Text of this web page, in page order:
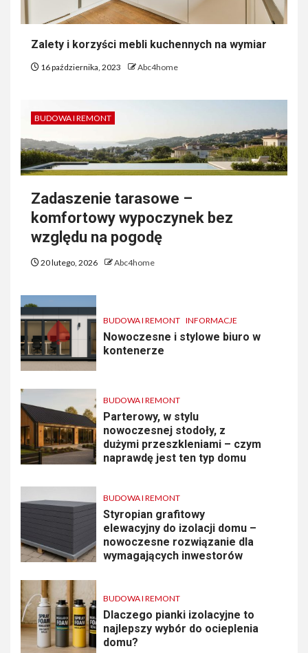
Zalety i korzyści mebli kuchennych na wymiar
16 października, 2023 Abc4home
BUDOWA I REMONT
Zadaszenie tarasowe –
komfortowy wypoczynek bez
względu na pogodę
20 lutego, 2026 Abc4home
BUDOWA I REMONT INFORMACJE
Nowoczesne i stylowe biuro w
kontenerze
BUDOWA I REMONT
Parterowy, w stylu
nowoczesnej stodoły, z
dużymi przeszkleniami – czym
naprawdę jest ten typ domu
BUDOWA I REMONT
Styropian grafitowy
elewacyjny do izolacji domu –
nowoczesne rozwiązanie dla
wymagających inwestorów
BUDOWA I REMONT
Dlaczego pianki izolacyjne to
najlepszy wybór do ocieplenia
domu?